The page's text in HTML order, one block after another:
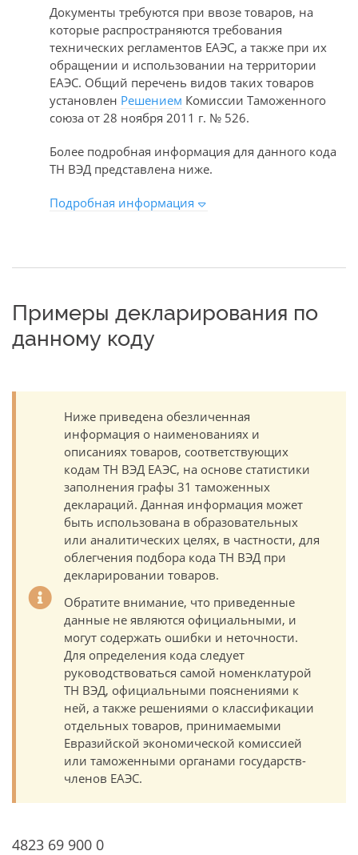
Документы требуются при ввозе товаров, на
которые распространяются требования
технических регламентов ЕАЭС, а также при их
обращении и использовании на территории
ЕАЭС. Общий перечень видов таких товаров
установлен Решением Комиссии Таможенного
союза от 28 ноября 2011 г. № 526.
Более подробная информация для данного кода
ТН ВЭД представлена ниже.
Подробная информация
Примеры декларирования по
данному коду
Ниже приведена обезличенная
информация о наименованиях и
описаниях товаров, соответствующих
кодам ТН ВЭД ЕАЭС, на основе статистики
заполнения графы 31 таможенных
деклараций. Данная информация может
быть использована в образовательных
или аналитических целях, в частности, для
облегчения подбора кода ТН ВЭД при
декларировании товаров.
Обратите внимание, что приведенные
данные не являются официальными, и
могут содержать ошибки и неточности.
Для определения кода следует
руководствоваться самой номенклатурой
ТН ВЭД, официальными пояснениями к
ней, а также решениями о классификации
отдельных товаров, принимаемыми
Евразийской экономической комиссией
или таможенными органами государств-
членов ЕАЭС.
4823 69 900 0